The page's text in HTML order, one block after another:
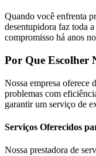
Quando você enfrenta
desentupidora faz toda
compromisso há anos
Por Que Escolher
Nossa empresa oferece
problemas com
garantir um serviço de
Serviços Oferecidos
Nossa prestadora de